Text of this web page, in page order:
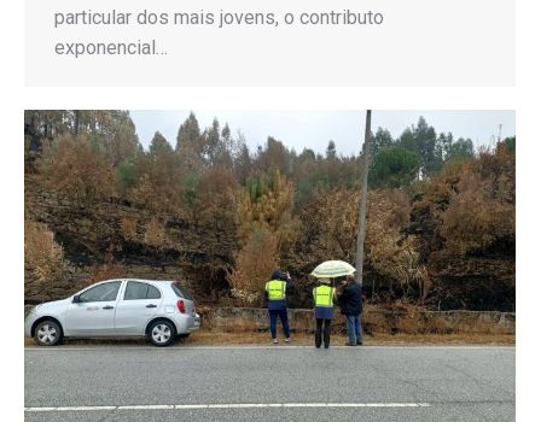
particular dos mais jovens, o contributo
exponencial…